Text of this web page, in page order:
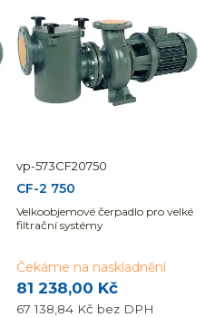
vp-573CF20750
CF-2 750
Velkoobjemové čerpadlo pro velké
filtrační systémy
81 238,00 Kč
67 138,84 Kč bez DPH
Čekáme na naskladnění